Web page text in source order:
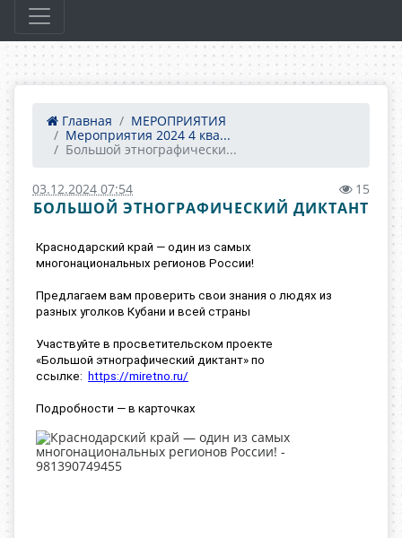
Главная
МЕРОПРИЯТИЯ
Мероприятия 2024 4 ква...
Большой этнографически...
03.12.2024 07:54 15
БОЛЬШОЙ ЭТНОГРАФИЧЕСКИЙ ДИКТАНТ
Краснодарский край — один из самых
многонациональных регионов России!
Предлагаем вам проверить свои знания о людях из
разных уголков Кубани и всей страны
Участвуйте в просветительском проекте
«Большой этнографический диктант» по
ссылке: https://miretno.ru/
Подробности — в карточках